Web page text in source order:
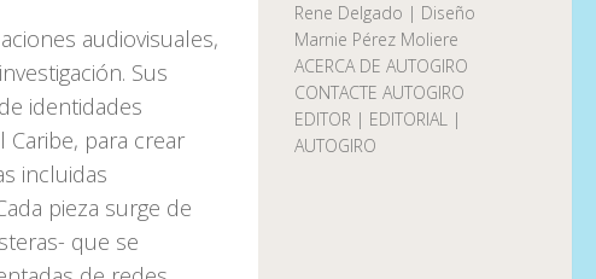
audiovisuales,
Sus
identidades
para crear
incluidas
pieza surge de
que se
Rene Delgado | Diseño
Marnie Pérez Moliere
ACERCA DE AUTOGIRO
CONTACTE AUTOGIRO
EDITOR | EDITORIAL |
AUTOGIRO